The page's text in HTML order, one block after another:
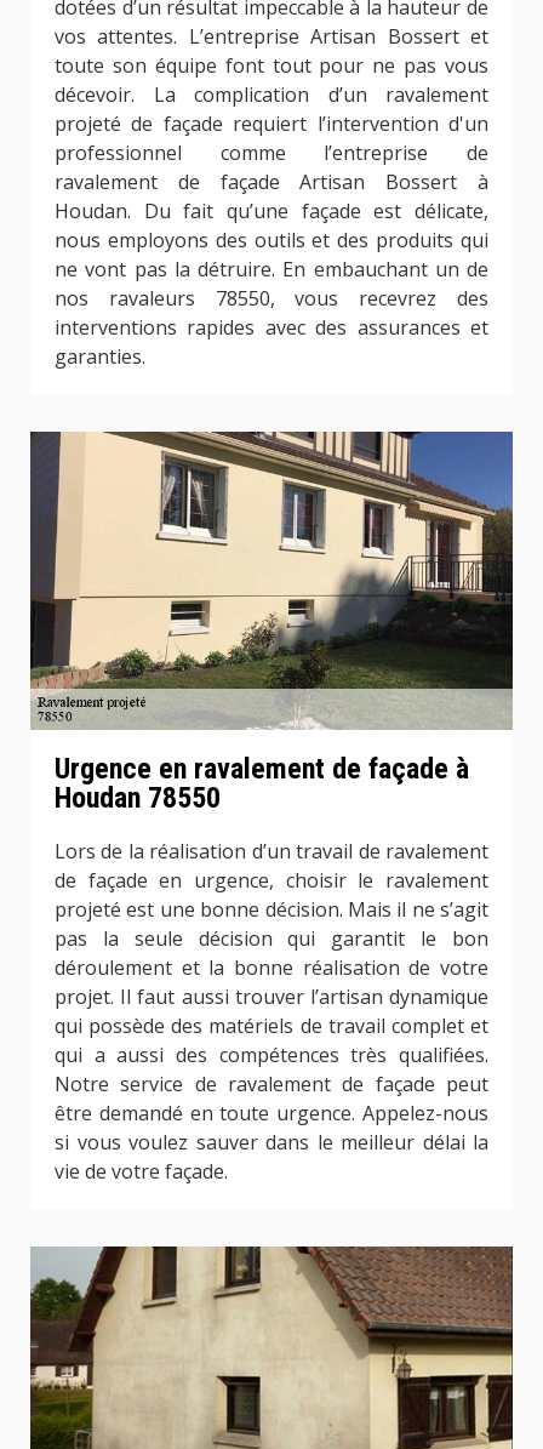
dotées d’un résultat impeccable à la hauteur de
vos attentes. L’entreprise Artisan Bossert et
toute son équipe font tout pour ne pas vous
décevoir. La complication d’un ravalement
projeté de façade requiert l’intervention d'un
professionnel comme l’entreprise de
ravalement de façade Artisan Bossert à
Houdan. Du fait qu’une façade est délicate,
nous employons des outils et des produits qui
ne vont pas la détruire. En embauchant un de
nos ravaleurs 78550, vous recevrez des
interventions rapides avec des assurances et
garanties.
Urgence en ravalement de façade à
Houdan 78550
Lors de la réalisation d’un travail de ravalement
de façade en urgence, choisir le ravalement
projeté est une bonne décision. Mais il ne s’agit
pas la seule décision qui garantit le bon
déroulement et la bonne réalisation de votre
projet. Il faut aussi trouver l’artisan dynamique
qui possède des matériels de travail complet et
qui a aussi des compétences très qualifiées.
Notre service de ravalement de façade peut
être demandé en toute urgence. Appelez-nous
si vous voulez sauver dans le meilleur délai la
vie de votre façade.